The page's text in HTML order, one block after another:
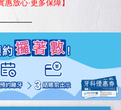
惠放心·更多保障】